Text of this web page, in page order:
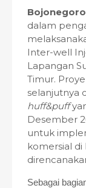
dalam
Inter-well
Lapangan
Timur.
selanjutnya
huff&puff
Desember
untuk
komersial di
Sebagai